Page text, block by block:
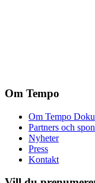
Om Tempo
Om Tempo
Partners och
Nyheter
Press
Kontakt